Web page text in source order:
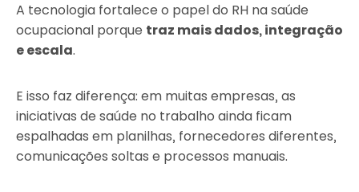
A tecnologia fortalece o papel do RH na saúde
ocupacional porque traz mais dados, integração
e escala.
E isso faz diferença: em muitas empresas, as
iniciativas de saúde no trabalho ainda ficam
espalhadas em planilhas, fornecedores diferentes,
comunicações soltas e processos manuais.